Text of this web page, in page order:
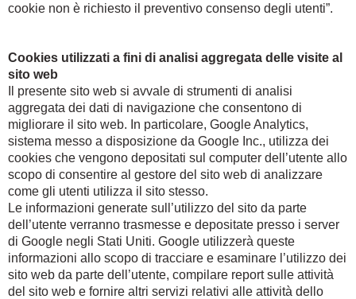
cookie non è richiesto il preventivo consenso degli utenti”.
Cookies utilizzati a fini di analisi aggregata delle visite al
sito web
Il presente sito web si avvale di strumenti di analisi
aggregata dei dati di navigazione che consentono di
migliorare il sito web. In particolare, Google Analytics,
sistema messo a disposizione da Google Inc., utilizza dei
cookies che vengono depositati sul computer dell’utente allo
scopo di consentire al gestore del sito web di analizzare
come gli utenti utilizza il sito stesso.
Le informazioni generate sull’utilizzo del sito da parte
dell’utente verranno trasmesse e depositate presso i server
di Google negli Stati Uniti. Google utilizzerà queste
informazioni allo scopo di tracciare e esaminare l’utilizzo dei
sito web da parte dell’utente, compilare report sulle attività
del sito web e fornire altri servizi relativi alle attività dello